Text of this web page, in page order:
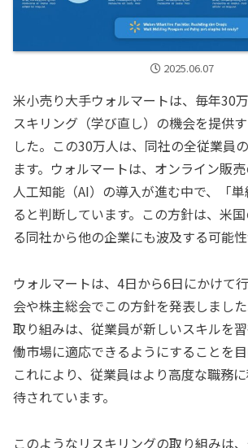
2025.06.07
米小売り大手ウォルマートは、毎年30
スキリング（学び直し）の機会を提供
した。この30万人は、同社の全従業員
ます。ウォルマートは、オンライン販売
人工知能（AI）の導入が進む中で、「
ると判断しています。この方針は、米
る同社から他の企業にも波及する可能性
ウォルマートは、4日から6日にかけて
会や株主総会でこの方針を発表しまし
取り組みは、従業員が新しいスキルを
働市場に適応できるようにすることを目
これにより、従業員はより高度な職務
待されています。
このようなリスキリングの取り組みは